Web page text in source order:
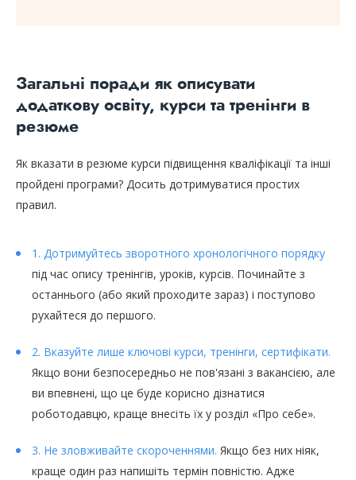
Загальні поради як описувати
додаткову освіту, курси та тренінги в
резюме
Як вказати в резюме курси підвищення кваліфікації та інші
пройдені програми? Досить дотримуватися простих
правил.
1. Дотримуйтесь зворотного хронологічного порядку
під час опису тренінгів, уроків, курсів. Починайте з
останнього (або який проходите зараз) і поступово
рухайтеся до першого.
2. Вказуйте лише ключові курси, тренінги, сертифікати.
Якщо вони безпосередньо не пов'язані з вакансією, але
ви впевнені, що це буде корисно дізнатися
роботодавцю, краще внесіть їх у розділ «Про себе».
3. Не зловживайте скороченнями. Якщо без них ніяк,
краще один раз напишіть термін повністю. Адже